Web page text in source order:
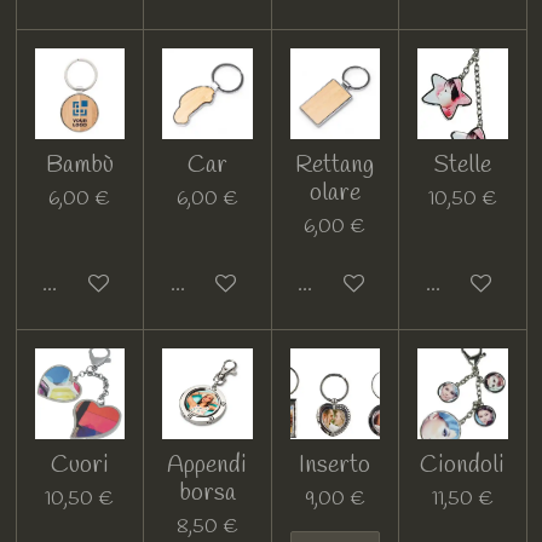
Bambù
6,00 €
Guarda i dettagli
Car
6,00 €
Guarda i dettagli
Rettang
olare
6,00 €
Guarda i dettagli
Stelle
10,50 €
Guarda i
Cuori
10,50 €
Appendi
borsa
8,50 €
Inserto
9,00 €
Ciondoli
11,50 €